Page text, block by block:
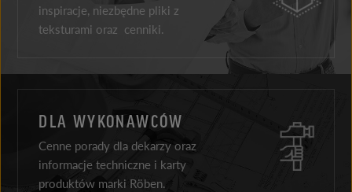
inspiracje, niezbędne pliki z
teksturami oraz cenniki.
DLA WYKONAWCÓW
Cenne porady dla dekarzy oraz
informacje techniczne i karty
produktów marki Röben.